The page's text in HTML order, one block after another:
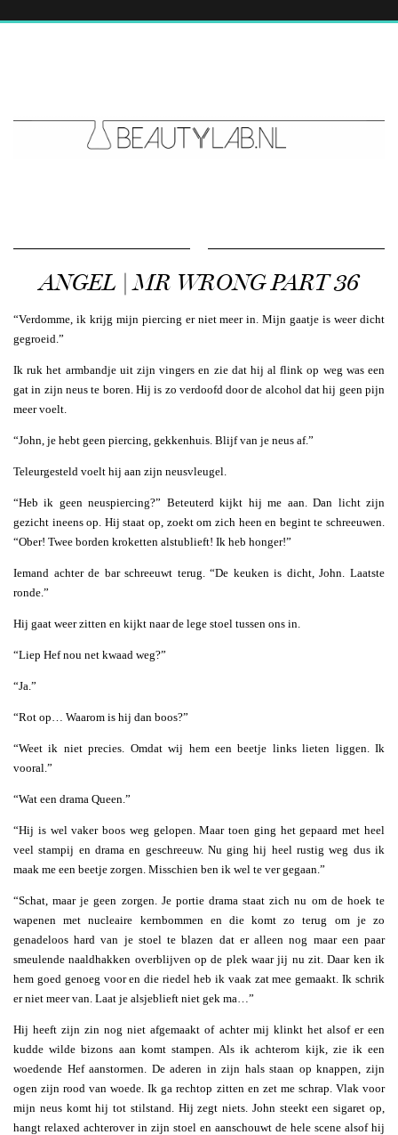
ANGEL | MR WRONG PART 36
“Verdomme, ik krijg mijn piercing er niet meer in. Mijn gaatje is weer dicht
gegroeid.”
Ik ruk het armbandje uit zijn vingers en zie dat hij al flink op weg was een
gat in zijn neus te boren. Hij is zo verdoofd door de alcohol dat hij geen pijn
meer voelt.
“John, je hebt geen piercing, gekkenhuis. Blijf van je neus af.”
Teleurgesteld voelt hij aan zijn neusvleugel.
“Heb ik geen neuspiercing?” Beteuterd kijkt hij me aan. Dan licht zijn
gezicht ineens op. Hij staat op, zoekt om zich heen en begint te schreeuwen.
“Ober! Twee borden kroketten alstublieft! Ik heb honger!”
Iemand achter de bar schreeuwt terug. “De keuken is dicht, John. Laatste
ronde.”
Hij gaat weer zitten en kijkt naar de lege stoel tussen ons in.
“Liep Hef nou net kwaad weg?”
“Ja.”
“Rot op… Waarom is hij dan boos?”
“Weet ik niet precies. Omdat wij hem een beetje links lieten liggen. Ik
vooral.”
“Wat een drama Queen.”
“Hij is wel vaker boos weg gelopen. Maar toen ging het gepaard met heel
veel stampij en drama en geschreeuw. Nu ging hij heel rustig weg dus ik
maak me een beetje zorgen. Misschien ben ik wel te ver gegaan.”
“Schat, maar je geen zorgen. Je portie drama staat zich nu om de hoek te
wapenen met nucleaire kernbommen en die komt zo terug om je zo
genadeloos hard van je stoel te blazen dat er alleen nog maar een paar
smeulende naaldhakken overblijven op de plek waar jij nu zit. Daar ken ik
hem goed genoeg voor en die riedel heb ik vaak zat mee gemaakt. Ik schrik
er niet meer van. Laat je alsjeblieft niet gek ma…”
Hij heeft zijn zin nog niet afgemaakt of achter mij klinkt het alsof er een
kudde wilde bizons aan komt stampen. Als ik achterom kijk, zie ik een
woedende Hef aanstormen. De aderen in zijn hals staan op knappen, zijn
ogen zijn rood van woede. Ik ga rechtop zitten en zet me schrap. Vlak voor
mijn neus komt hij tot stilstand. Hij zegt niets. John steekt een sigaret op,
hangt relaxed achterover in zijn stoel en aanschouwt de hele scene alsof hij